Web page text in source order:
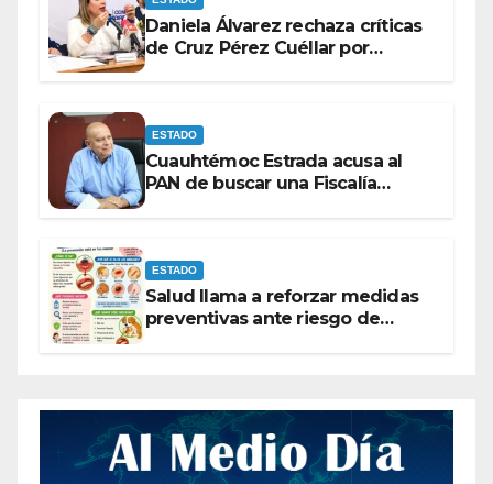
Daniela Álvarez rechaza críticas
de Cruz Pérez Cuéllar por
ESTADO
Cuauhtémoc Estrada acusa al
PAN de buscar una Fiscalía
ESTADO
Salud llama a reforzar medidas
preventivas ante riesgo de